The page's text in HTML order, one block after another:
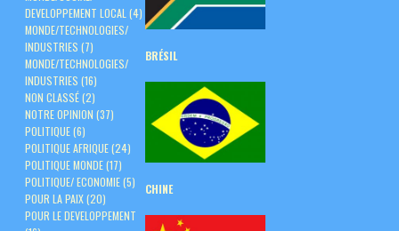
DEVELOPPEMENT LOCAL (4)
MONDE/TECHNOLOGIES/
INDUSTRIES (7)
MONDE/TECHNOLOGIES/
INDUSTRIES (16)
NON CLASSÉ(2)
NOTRE OPINION (37)
POLITIQUE(6)
POLITIQUE AFRIQUE(24)
POLITIQUE MONDE(17)
POLITIQUE/ ECONOMIE(5)
POUR LA PAIX(20)
POUR LE DEVELOPPEMENT
BRÉSIL
CHINE